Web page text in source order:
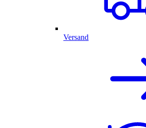
Versand